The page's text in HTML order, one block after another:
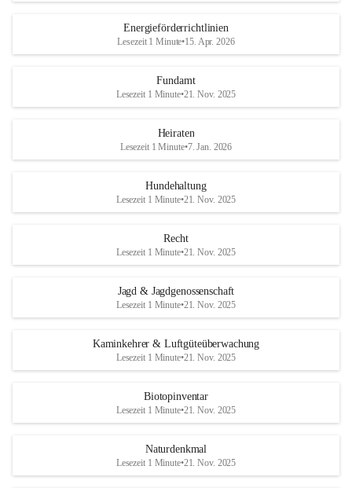
Energieförderrichtlinien
Lesezeit 1 Minute•15. Apr. 2026
Fundamt
Lesezeit 1 Minute•21. Nov. 2025
Heiraten
Lesezeit 1 Minute•7. Jan. 2026
Hundehaltung
Lesezeit 1 Minute•21. Nov. 2025
Recht
Lesezeit 1 Minute•21. Nov. 2025
Jagd & Jagdgenossenschaft
Lesezeit 1 Minute•21. Nov. 2025
Kaminkehrer & Luftgüteüberwachung
Lesezeit 1 Minute•21. Nov. 2025
Biotopinventar
Lesezeit 1 Minute•21. Nov. 2025
Naturdenkmal
Lesezeit 1 Minute•21. Nov. 2025